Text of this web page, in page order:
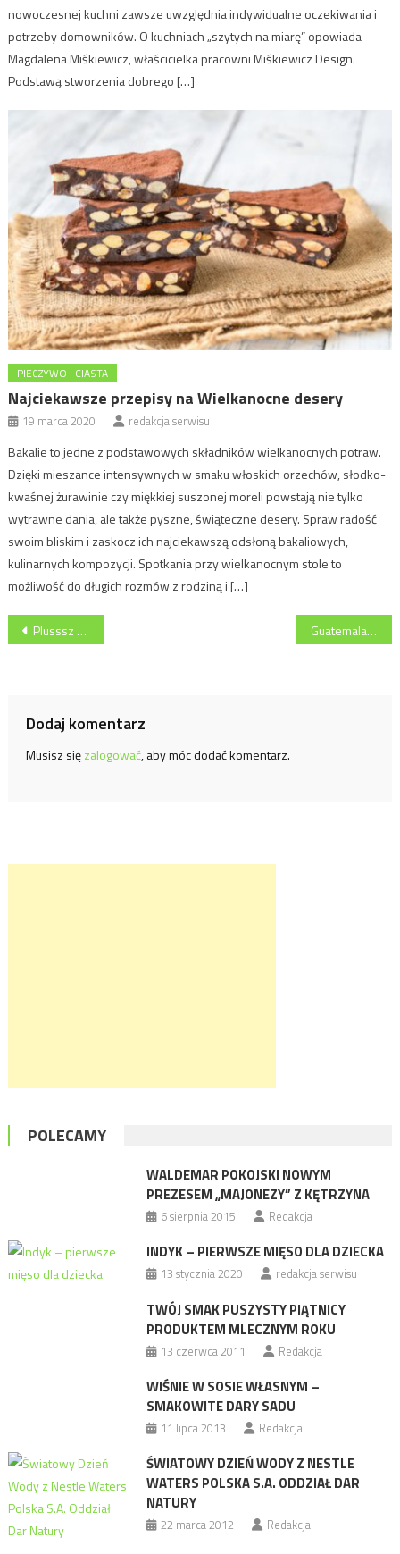
nowoczesnej kuchni zawsze uwzględnia indywidualne oczekiwania i
potrzeby domowników. O kuchniach „szytych na miarę” opowiada
Magdalena Miśkiewicz, właścicielka pracowni Miśkiewicz Design.
Podstawą stworzenia dobrego […]
PIECZYWO I CIASTA
Najciekawsze przepisy na Wielkanocne desery
19 marca 2020 redakcja serwisu
Bakalie to jedne z podstawowych składników wielkanocnych potraw.
Dzięki mieszance intensywnych w smaku włoskich orzechów, słodko-
kwaśnej żurawinie czy miękkiej suszonej moreli powstają nie tylko
wytrawne dania, ale także pyszne, świąteczne desery. Spraw radość
swoim bliskim i zaskocz ich najciekawszą odsłoną bakaliowych,
kulinarnych kompozycji. Spotkania przy wielkanocnym stole to
możliwość do długich rozmów z rodziną i […]
Nawigacja
Plusssz Up z Guaraną na zimowy spadek energii Guatemala Casi Cielo ze Starbucks
Dodaj komentarz
Musisz sięzalogować, aby móc dodać komentarz.
POLECAMY
WALDEMAR POKOJSKI NOWYM
PREZESEM „MAJONEZY” Z KĘTRZYNA
6 sierpnia 2015 Redakcja
INDYK – PIERWSZE MIĘSO DLA DZIECKA
13 stycznia 2020 redakcja serwisu
TWÓJ SMAK PUSZYSTY PIĄTNICY
PRODUKTEM MLECZNYM ROKU
13 czerwca 2011 Redakcja
WIŚNIE W SOSIE WŁASNYM –
SMAKOWITE DARY SADU
11 lipca 2013 Redakcja
ŚWIATOWY DZIEŃ WODY Z NESTLE
WATERS POLSKA S.A. ODDZIAŁ DAR
NATURY
22 marca 2012 Redakcja